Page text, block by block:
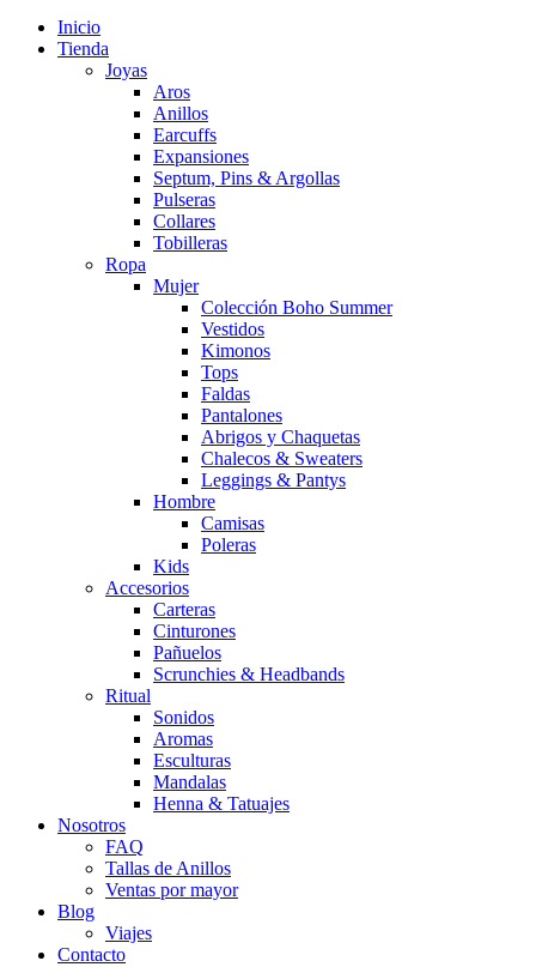
Inicio
Tienda
Joyas
Aros
Anillos
Earcuffs
Expansiones
Septum, Pins & Argollas
Pulseras
Collares
Tobilleras
Ropa
Mujer
Colección Boho Summer
Vestidos
Kimonos
Tops
Faldas
Pantalones
Abrigos y Chaquetas
Chalecos & Sweaters
Leggings & Pantys
Hombre
Camisas
Poleras
Kids
Accesorios
Carteras
Cinturones
Pañuelos
Scrunchies & Headbands
Ritual
Sonidos
Aromas
Esculturas
Mandalas
Henna & Tatuajes
Nosotros
FAQ
Tallas de Anillos
Ventas por mayor
Blog
Viajes
Contacto